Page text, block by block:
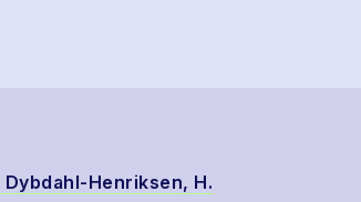
Dybdahl-Henriksen, H.